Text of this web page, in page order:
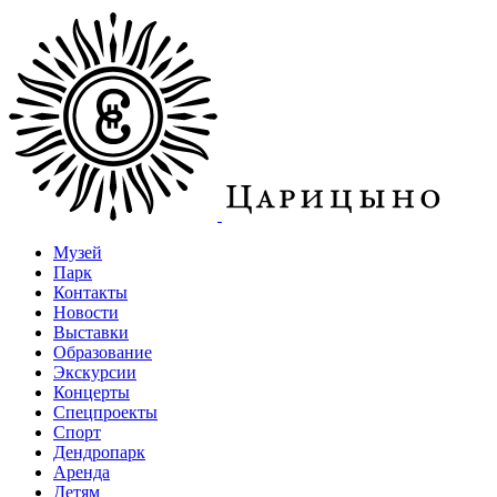
Музей
Парк
Контакты
Новости
Выставки
Образование
Экскурсии
Концерты
Спецпроекты
Спорт
Дендропарк
Аренда
Детям